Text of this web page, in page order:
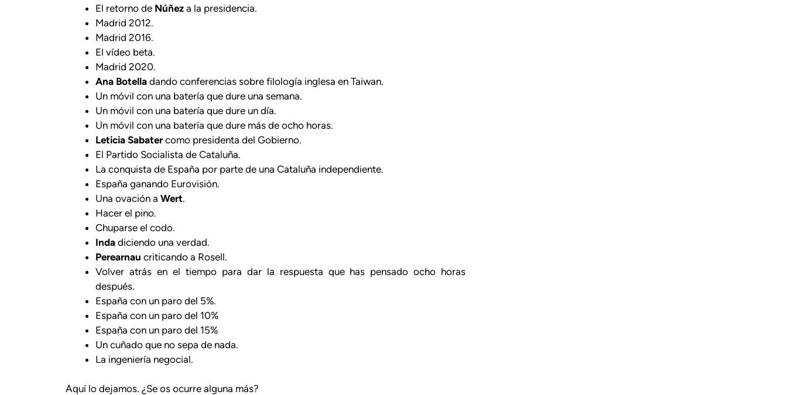
El retorno de Núñez a la presidencia.
Madrid 2012.
Madrid 2016.
El vídeo beta.
Madrid 2020.
Ana Botella dando conferencias sobre filología inglesa en Taiwan.
Un móvil con una batería que dure una semana.
Un móvil con una batería que dure un día.
Un móvil con una batería que dure más de ocho horas.
Leticia Sabatercomo presidenta del Gobierno.
El Partido Socialista de Cataluña.
La conquista de España por parte de una Cataluña independiente.
España ganando Eurovisión.
Una ovación a Wert.
Hacer el pino.
Chuparse el codo.
Inda diciendo una verdad.
Perearnau criticando a Rosell.
Volver atrás en el tiempo para dar la respuesta que has pensado ocho horas
después.
España con un paro del 5%.
España con un paro del 10%
España con un paro del 15%
Un cuñado que no sepa de nada.
La ingeniería negocial.
Aquí lo dejamos. ¿Se os ocurre alguna más?